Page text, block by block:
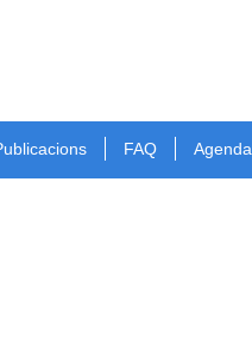
FAQ Agenda